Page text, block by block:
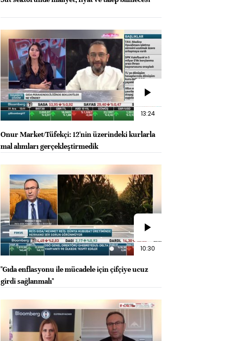
13:24
Onur Market/Tüfekçi: 12'nin üzerindeki kurlarla
mal alımları gerçekleştirmedik
10:30
"Gıda enflasyonu ile mücadele için çifçiye ucuz
girdi sağlanmalı"